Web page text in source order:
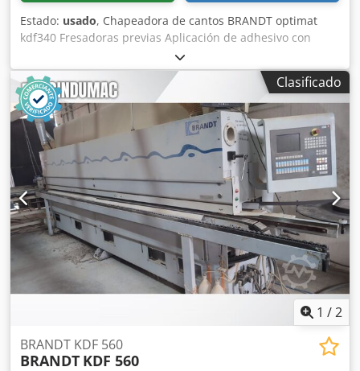
Estado: usado, Chapeadora de cantos BRANDT optimat
kdf340 Fresadoras previas Aplicación de adhesivo con
rodillo Guillotina neumática previa Rodillos de presión
Sierras de corte final Grupo fresador superior-inferior R1-
R2 Rascador de perfil Pulidora Altura máxima de la pieza:
45 mm Grosor máximo de canto en bobina: 3 mm
Dcedpfxsy Dc Uls Ab Esk Avance: 10 m/min Longitud de la
máquina: 350 cm Máquina revisada, lista para trabajar
Clasificado
1 /2
BRANDT KDF 560
BRANDT KDF 560